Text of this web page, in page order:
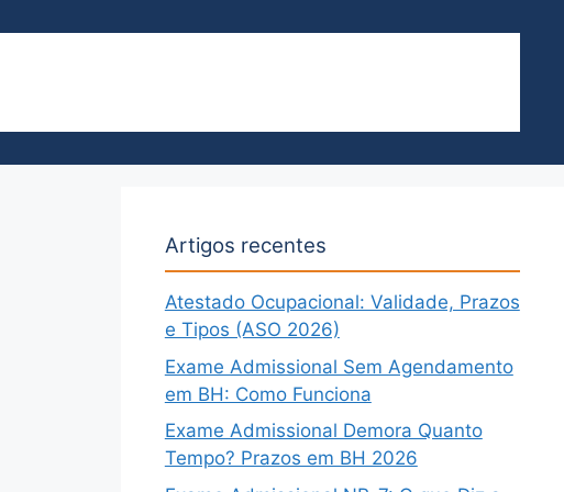
Artigos recentes
Atestado Ocupacional: Validade, Prazos
e Tipos (ASO 2026)
Exame Admissional Sem Agendamento
em BH: Como Funciona
Exame Admissional Demora Quanto
Tempo? Prazos em BH 2026